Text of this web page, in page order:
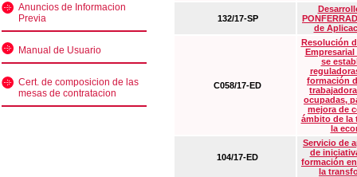
Anuncios de Informacion
Previa
Manual de Usuario
Cert. de composicion de las
mesas de contratacion
132/17-SP
de
C058/17-ED
Resolución
Empresarial
se
formación
ocupadas,
mejora de
ámbito de la
la
104/17-ED
Servicio de
de
formación
la